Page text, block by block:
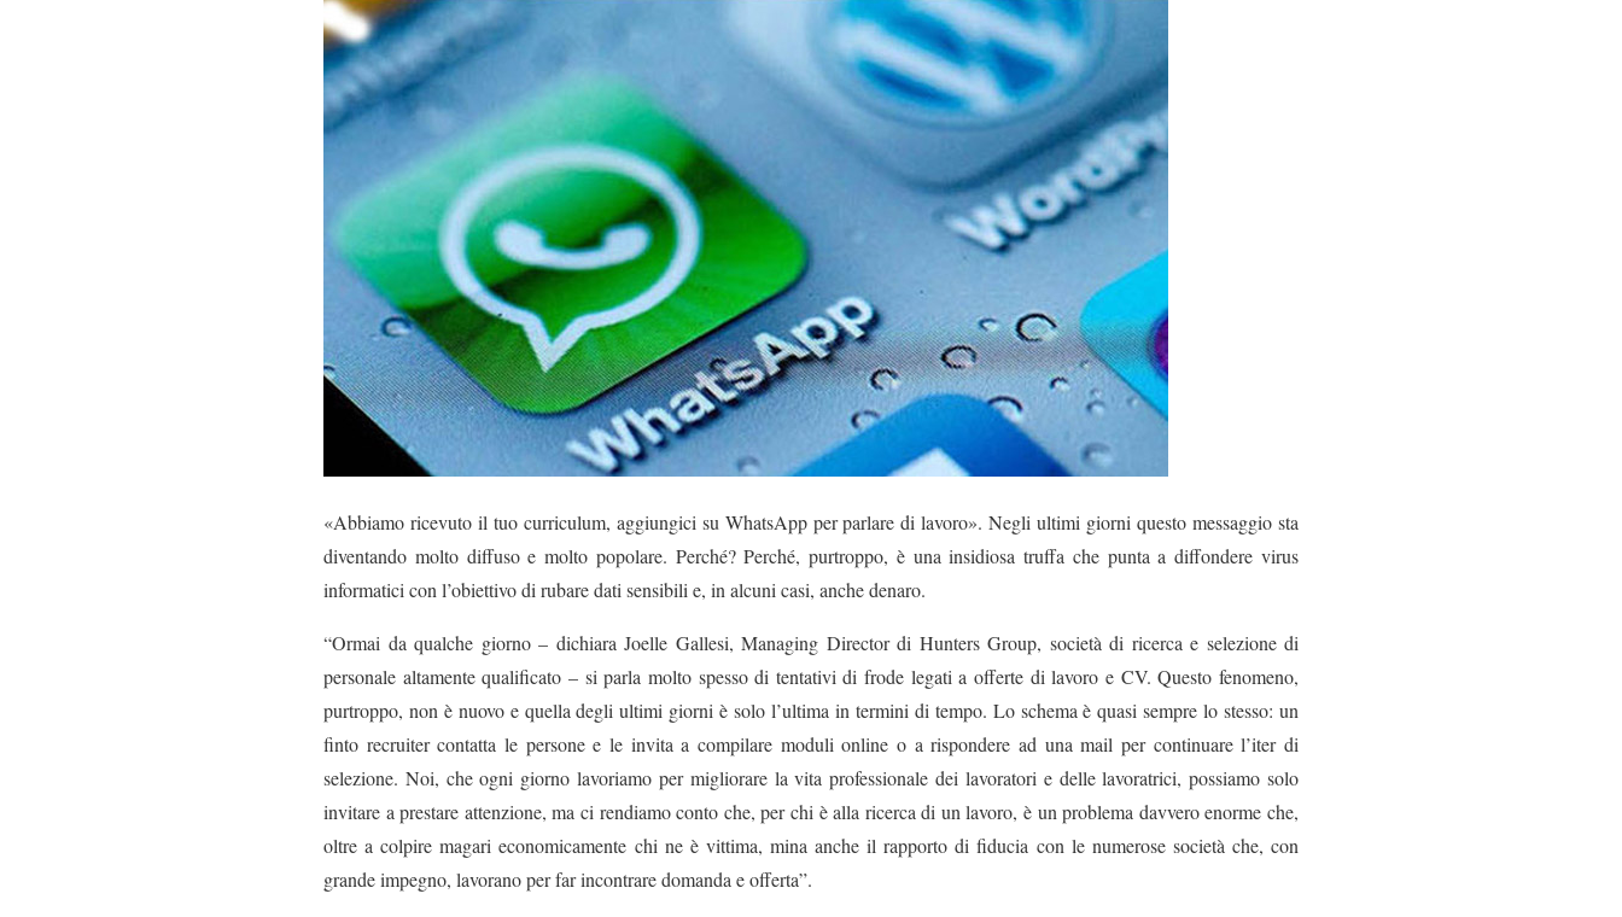
«Abbiamo ricevuto il tuo curriculum, aggiungici su WhatsApp per parlare di lavoro». Negli ultimi giorni questo messaggio sta
diventando molto diffuso e molto popolare. Perché? Perché, purtroppo, è una insidiosa truffa che punta a diffondere virus
informatici con l’obiettivo di rubare dati sensibili e, in alcuni casi, anche denaro.
“Ormai da qualche giorno – dichiara Joelle Gallesi, Managing Director di Hunters Group, società di ricerca e selezione di
personale altamente qualificato – si parla molto spesso di tentativi di frode legati a offerte di lavoro e CV. Questo fenomeno,
purtroppo, non è nuovo e quella degli ultimi giorni è solo l’ultima in termini di tempo. Lo schema è quasi sempre lo stesso: un
finto recruiter contatta le persone e le invita a compilare moduli online o a rispondere ad una mail per continuare l’iter di
selezione. Noi, che ogni giorno lavoriamo per migliorare la vita professionale dei lavoratori e delle lavoratrici, possiamo solo
invitare a prestare attenzione, ma ci rendiamo conto che, per chi è alla ricerca di un lavoro, è un problema davvero enorme che,
oltre a colpire magari economicamente chi ne è vittima, mina anche il rapporto di fiducia con le numerose società che, con
grande impegno, lavorano per far incontrare domanda e offerta”.